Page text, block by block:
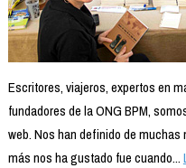
Escritores, viajeros, expertos en
fundadores de la ONG BPM,
web. Nos han definido de muchas
más nos ha gustado fue cuando...